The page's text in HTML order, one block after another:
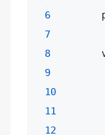
6
7
8
9
10
11
12